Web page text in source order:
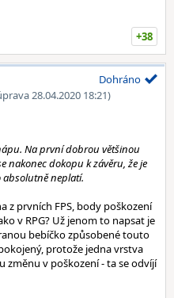
+38
28.04.2020 18:21)
Dohráno
Na první dobrou většinou
dokopu k závěru, že je
neplatí.
z prvních FPS, body poškození
v RPG? Už jenom to napsat je
bebíčko způsobené touto
protože jedna vrstva
změnu v poškození - ta se odvíjí